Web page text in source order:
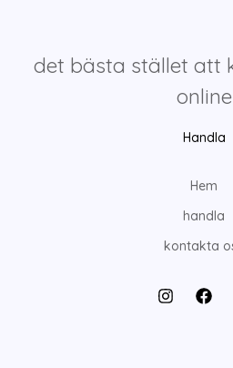
det bästa stället att
online
Handla
Hem
handla
kontakta